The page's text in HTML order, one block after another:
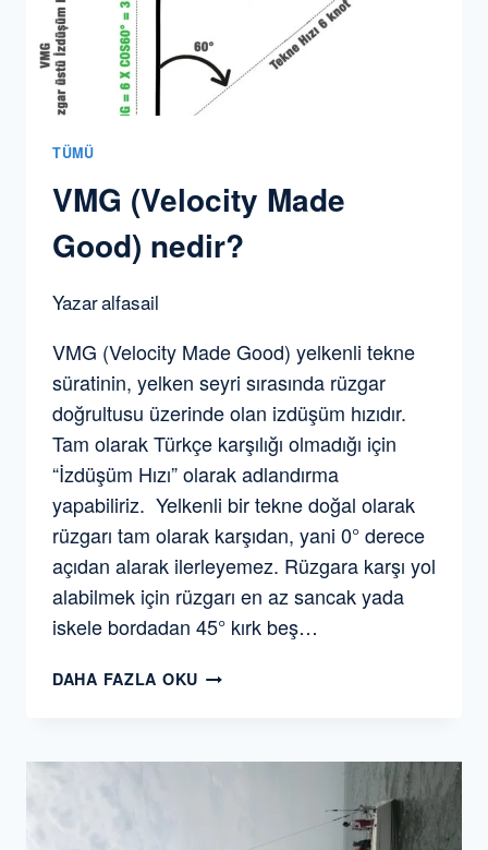
SIGORTA
MARY
ILE
TÜMÜ
VMG (Velocity Made
Good) nedir?
Yazaralfasail
VMG (Velocity Made Good) yelkenli tekne
süratinin, yelken seyri sırasında rüzgar
doğrultusu üzerinde olan izdüşüm hızıdır.
Tam olarak Türkçe karşılığı olmadığı için
“İzdüşüm Hızı” olarak adlandırma
yapabiliriz. Yelkenli bir tekne doğal olarak
rüzgarı tam olarak karşıdan, yani 0° derece
açıdan alarak ilerleyemez. Rüzgara karşı yol
alabilmek için rüzgarı en az sancak yada
iskele bordadan 45° kırk beş…
DAHA FAZLA OKU VMG